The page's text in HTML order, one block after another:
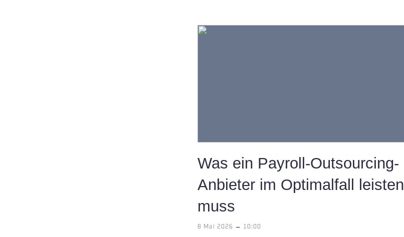
Was ein Payroll-Outsourcing-
Anbieter im Optimalfall leisten
muss
8 Mai 2026 - 10:00